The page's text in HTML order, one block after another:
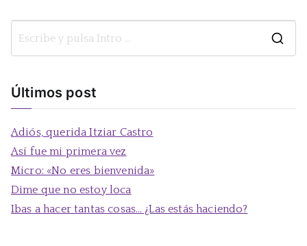
Últimos post
Adiós, querida Itziar Castro
Así fue mi primera vez
Micro: «No eres bienvenida»
Dime que no estoy loca
Ibas a hacer tantas cosas… ¿Las estás haciendo?